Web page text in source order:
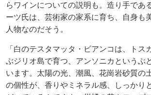
らワインについての説明も。造り手であ
ーツ氏は、芸術家の家系に育ち、自身も
人物なのだそう。
「白のテスタマッタ・ビアンコは、トス
ぶジリオ島で育つ、アンソニカというぶ
います。太陽の光、潮風、花崗岩砂質の
の個性が、香りやミネラル感、しっかり